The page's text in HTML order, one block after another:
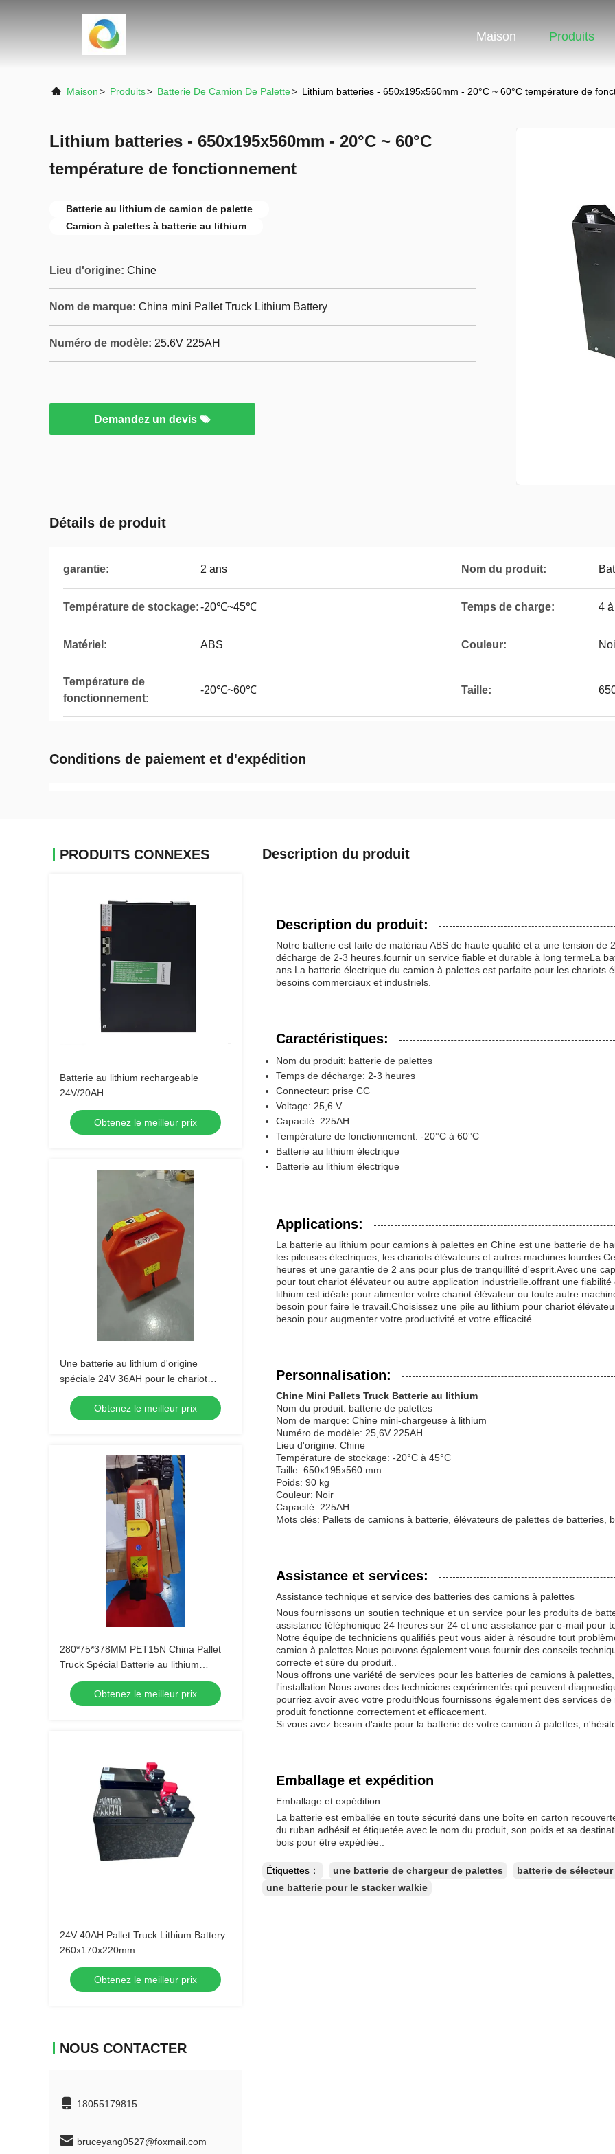
Maison Produits
Maison> Produits> Batterie De Camion De Palette> Lithium batteries - 650x195x560mm - 20°C ~ 60°C température de
Lithium batteries - 650x195x560mm - 20°C ~ 60°C
température de fonctionnement
Batterie au lithium de camion de palette
Camion à palettes à batterie au lithium
Lieu d'origine: Chine
Nom de marque: China mini Pallet Truck Lithium Battery
Numéro de modèle: 25.6V 225AH
Demandez un devis
Détails de produit
garantie: 2 ans Nom du produit:
Température de stockage:-20℃~45℃ Temps de charge: 4
Matériel: ABS Couleur:
Température de
fonctionnement:
-20℃~60℃ Taille:
Conditions de paiement et d'expédition
PRODUITS CONNEXES
Batterie au lithium rechargeable
24V/20AH
Obtenez le meilleur prix
Une batterie au lithium d'origine
spéciale 24V 36AH pour le chariot
élévateur à palettes PET15N
Obtenez le meilleur prix
280*75*378MM PET15N China Pallet
Truck Spécial Batterie au lithium
originale 24V 36AH
Obtenez le meilleur prix
24V 40AH Pallet Truck Lithium Battery
260x170x220mm
Obtenez le meilleur prix
NOUS CONTACTER
18055179815
bruceyang0527@foxmail.com
Description du produit
Description du produit:
Notre batterie est faite de matériau ABS de haute qualité et a une tension de
décharge de 2-3 heures.fournir un service fiable et durable à long termeLa
ans.La batterie électrique du camion à palettes est parfaite pour les chariots
besoins commerciaux et industriels.
Caractéristiques:
Nom du produit: batterie de palettes
Temps de décharge: 2-3 heures
Connecteur: prise CC
Voltage: 25,6 V
Capacité: 225AH
Température de fonctionnement: -20°C à 60°C
Batterie au lithium électrique
Batterie au lithium électrique
Applications:
La batterie au lithium pour camions à palettes en Chine est une batterie de
les pileuses électriques, les chariots élévateurs et autres machines
heures et une garantie de 2 ans pour plus de tranquillité d'esprit.Avec une
pour tout chariot élévateur ou autre application industrielle.offrant une
lithium est idéale pour alimenter votre chariot élévateur ou toute autre
besoin pour faire le travail.Choisissez une pile au lithium pour chariot
besoin pour augmenter votre productivité et votre efficacité.
Personnalisation:
Chine Mini Pallets Truck Batterie au lithium
Nom du produit: batterie de palettes
Nom de marque: Chine mini-chargeuse à lithium
Numéro de modèle: 25,6V 225AH
Lieu d'origine: Chine
Température de stockage: -20°C à 45°C
Taille: 650x195x560 mm
Poids: 90 kg
Couleur: Noir
Capacité: 225AH
Mots clés: Pallets de camions à batterie, élévateurs de palettes de batteries,
Assistance et services:
Assistance technique et service des batteries des camions à palettes
Nous fournissons un soutien technique et un service pour les produits de
assistance téléphonique 24 heures sur 24 et une assistance par e-mail pour
Notre équipe de techniciens qualifiés peut vous aider à résoudre tout
camion à palettes.Nous pouvons également vous fournir des conseils
correcte et sûre du produit..
Nous offrons une variété de services pour les batteries de camions à
l'installation.Nous avons des techniciens expérimentés qui peuvent
pourriez avoir avec votre produitNous fournissons également des services
produit fonctionne correctement et efficacement.
Si vous avez besoin d'aide pour la batterie de votre camion à palettes,
Emballage et expédition
Emballage et expédition
La batterie est emballée en toute sécurité dans une boîte en carton
du ruban adhésif et étiquetée avec le nom du produit, son poids et sa
bois pour être expédiée..
Étiquettes： une batterie de chargeur de palettes
batterie de
une batterie pour le stacker walkie